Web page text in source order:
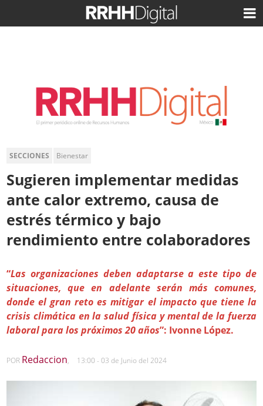
SECCIONES Bienestar
Sugieren implementar medidas
ante calor extremo, causa de
estrés térmico y bajo
rendimiento entre colaboradores
“Las organizaciones deben adaptarse a este tipo de
situaciones, que en adelante serán más comunes,
donde el gran reto es mitigar el impacto que tiene la
crisis climática en la salud física y mental de la fuerza
laboral para los próximos 20 años”: Ivonne López.
POR Redaccion, 13:00 - 03 de Junio del 2024